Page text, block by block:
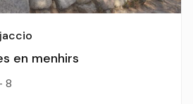
en menhirs
8